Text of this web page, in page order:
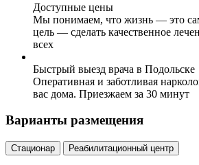
Доступные цены
Мы понимаем, что жизнь — это
цель — сделать качественное
всех
Быстрый выезд врача в Подольске
Оперативная и заботливая
вас дома. Приезжаем за 30 минут
Варианты размещения
Стационар Реабилитационный центр